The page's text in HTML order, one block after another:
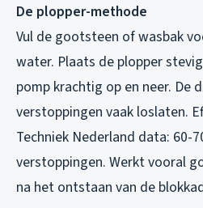
De plopper-methode
Vul de gootsteen of wasbak
water. Plaats de plopper
pomp krachtig op en neer. De
verstoppingen vaak loslaten.
Techniek Nederland data: 60-
verstoppingen. Werkt vooral
na het ontstaan van de